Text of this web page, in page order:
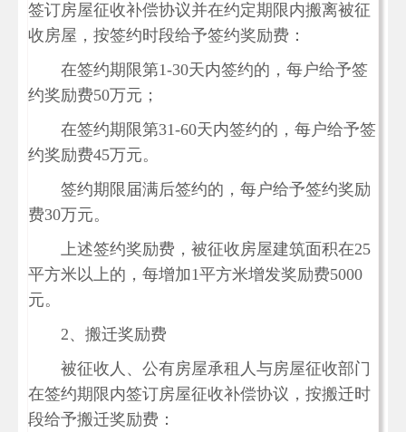
签订房屋征收补偿协议并在约定期限内搬离被征
收房屋，按签约时段给予签约奖励费：
在签约期限第1-30天内签约的，每户给予签
约奖励费50万元；
在签约期限第31-60天内签约的，每户给予签
约奖励费45万元。
签约期限届满后签约的，每户给予签约奖励
费30万元。
上述签约奖励费，被征收房屋建筑面积在25
平方米以上的，每增加1平方米增发奖励费5000
元。
2、搬迁奖励费
被征收人、公有房屋承租人与房屋征收部门
在签约期限内签订房屋征收补偿协议，按搬迁时
段给予搬迁奖励费：